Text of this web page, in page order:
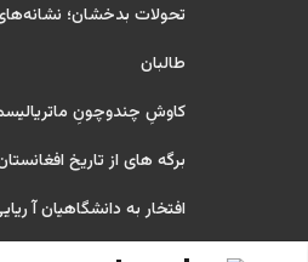
تحولات بدخشان؛
طالبان
کاوشِ چندو‌چونِ
برگه های از تاریخ
افتخار به دانشگاهیان آ